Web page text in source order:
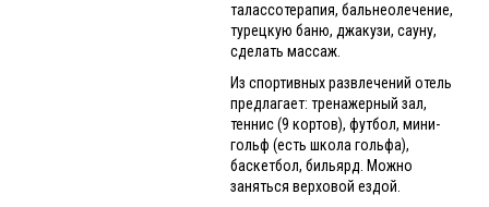
талассотерапия, бальнеолечение,
турецкую баню, джакузи, сауну,
сделать массаж.
Из спортивных развлечений отель
предлагает: тренажерный зал,
теннис (9 кортов), футбол, мини-
гольф (есть школа гольфа),
баскетбол, бильярд. Можно
заняться верховой ездой.